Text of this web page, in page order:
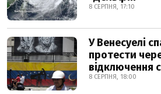
8 СЕРПНЯ, 17:10
У Венесуелі
протести
відключення
8 СЕРПНЯ, 18:00